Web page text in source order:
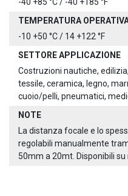
TEMPERATURA
-10 +50 °C / 14 +122 °F
SETTORE APPLICAZIONE
Costruzioni nautiche,
tessile, ceramica, legno,
cuoio/pelli, pneumatici,
NOTE
La distanza focale e lo
regolabili manualmente
50mm a 20mt. Disponibili